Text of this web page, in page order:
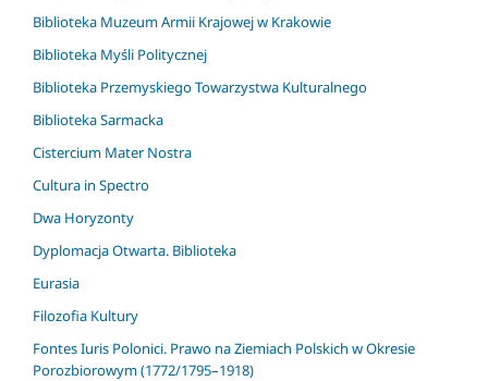
Biblioteka Muzeum Armii Krajowej w Krakowie
Biblioteka Myśli Politycznej
Biblioteka Przemyskiego Towarzystwa Kulturalnego
Biblioteka Sarmacka
Cistercium Mater Nostra
Cultura in Spectro
Dwa Horyzonty
Dyplomacja Otwarta. Biblioteka
Eurasia
Filozofia Kultury
Fontes Iuris Polonici. Prawo na Ziemiach Polskich w Okresie
Porozbiorowym (1772/1795–1918)